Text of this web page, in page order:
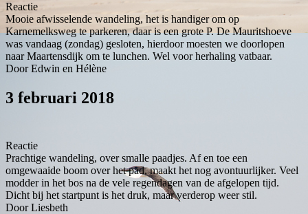
Reactie
Mooie afwisselende wandeling, het is handiger om op
Karnemelksweg te parkeren, daar is een grote P. De Mauritshoeve
was vandaag (zondag) gesloten, hierdoor moesten we doorlopen
naar Maartensdijk om te lunchen. Wel voor herhaling vatbaar.
Door Edwin en Hélène
3 februari 2018
Reactie
Prachtige wandeling, over smalle paadjes. Af en toe een
omgewaaide boom over het pad, maakt het nog avontuurlijker. Veel
modder in het bos na de vele regendagen van de afgelopen tijd.
Dicht bij het startpunt is het druk, maar verderop weer stil.
Door Liesbeth